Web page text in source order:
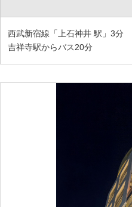
西武新宿線「上石神井 駅」3分
吉祥寺駅からバス20分